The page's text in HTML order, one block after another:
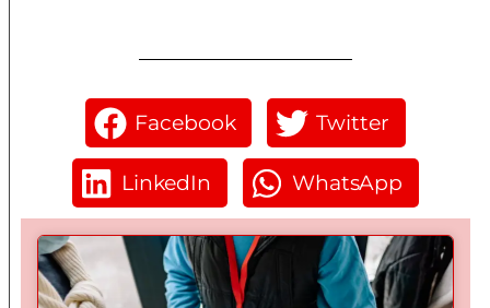
Facebook Twitter
LinkedIn WhatsApp